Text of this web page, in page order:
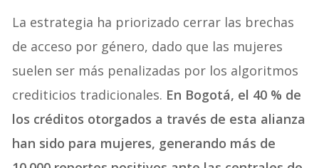
La estrategia ha priorizado cerrar las brechas
de acceso por género, dado que las mujeres
suelen ser más penalizadas por los algoritmos
crediticios tradicionales. En Bogotá, el 40 % de
los créditos otorgados a través de esta alianza
han sido para mujeres, generando más de